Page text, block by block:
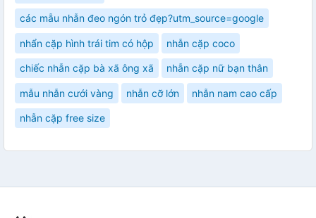
các mẫu nhẫn đeo ngón trỏ đẹp?utm_source=google
nhẩn cặp hình trái tim có hộp nhẫn cặp coco
chiếc nhẫn cặp bà xã ông xã nhẫn cặp nữ bạn thân
mẫu nhẫn cưới vàng nhẫn cỡ lớn nhẫn nam cao cấp
nhẫn cặp free size